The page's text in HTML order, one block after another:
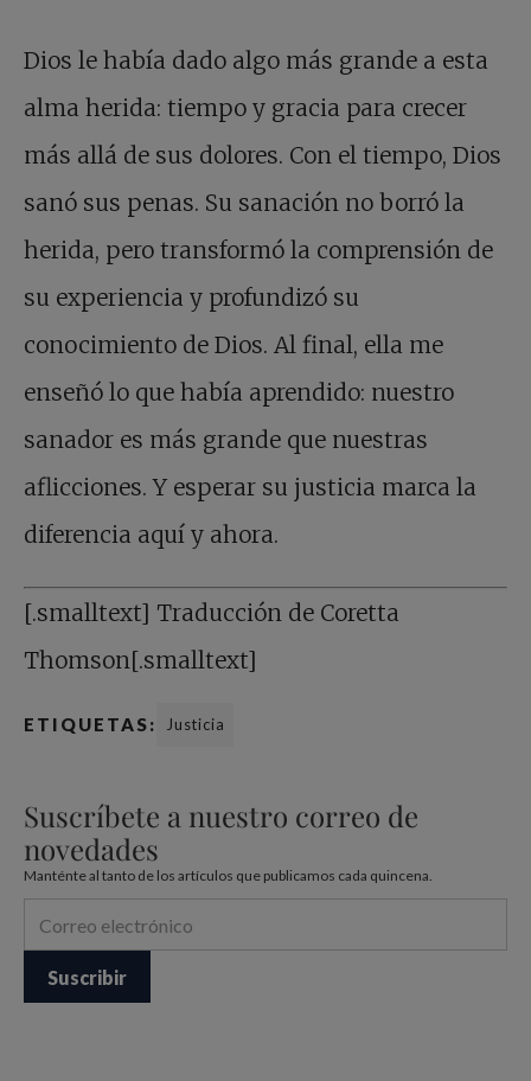
Dios le había dado algo más grande a esta
alma herida: tiempo y gracia para crecer
más allá de sus dolores. Con el tiempo, Dios
sanó sus penas. Su sanación no borró la
herida, pero transformó la comprensión de
su experiencia y profundizó su
conocimiento de Dios. Al final, ella me
enseñó lo que había aprendido: nuestro
sanador es más grande que nuestras
aflicciones. Y esperar su justicia marca la
diferencia aquí y ahora.
[.smalltext] Traducción de Coretta
Thomson[.smalltext]
ETIQUETAS: Justicia
Suscríbete a nuestro correo de
novedades
Manténte al tanto de los artículos que publicamos cada quincena.